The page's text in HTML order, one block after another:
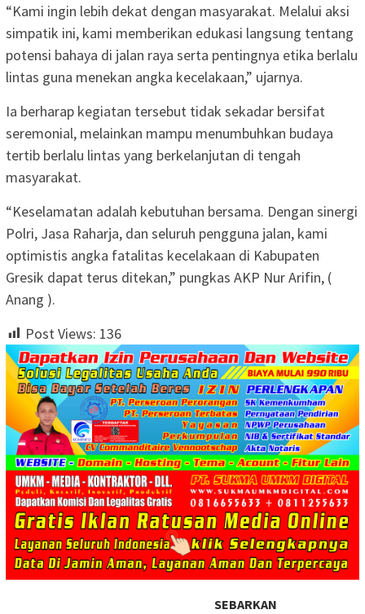
“Kami ingin lebih dekat dengan masyarakat. Melalui aksi
simpatik ini, kami memberikan edukasi langsung tentang
potensi bahaya di jalan raya serta pentingnya etika berlalu
lintas guna menekan angka kecelakaan,” ujarnya.
Ia berharap kegiatan tersebut tidak sekadar bersifat
seremonial, melainkan mampu menumbuhkan budaya
tertib berlalu lintas yang berkelanjutan di tengah
masyarakat.
“Keselamatan adalah kebutuhan bersama. Dengan sinergi
Polri, Jasa Raharja, dan seluruh pengguna jalan, kami
optimistis angka fatalitas kecelakaan di Kabupaten
Gresik dapat terus ditekan,” pungkas AKP Nur Arifin, (
Anang ).
Post Views: 136
SEBARKAN